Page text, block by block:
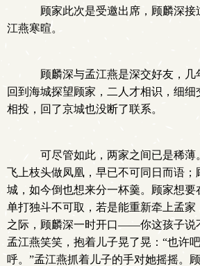
顾家此次是受邀出席，顾麟深接
江燕寒暄。
顾麟深与孟江燕是深交好友，几
回到海城探望顾家，二人才相识，细
相投，回了京城也没断了联系。
可尽管如此，两家之间已是稀薄
飞上枝头做凤凰，早已不可同日而语；
城，如今倒也想来分一杯羹。顾家想要
单打独斗不可取，若是能重新牵上孟家
之际，顾麟深一时开口——你这孩子说
孟江燕笑笑，抱着儿子晃了晃：“也许
呼。”孟江燕抓着儿子的手对她摇摇。